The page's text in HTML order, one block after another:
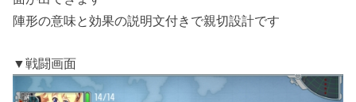
陣形の意味と効果の説明文付きで親切設計です
▼戦闘画面